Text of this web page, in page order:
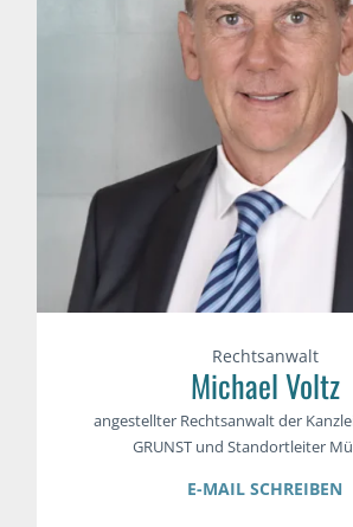
Rechtsanwalt
Michael Voltz
angestellter Rechtsanwalt der Kanzlei
GRUNST und Standortleiter
E-MAIL SCHREIBEN